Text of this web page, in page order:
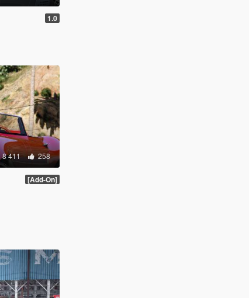
1.0
8 411 258
[Add-On]